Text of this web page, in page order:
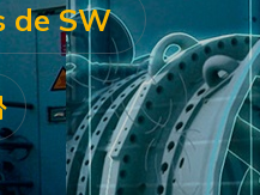
de SW